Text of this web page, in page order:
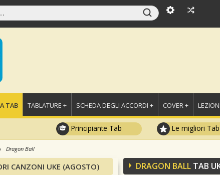
TAB TABLATURE + SCHEDA DEGLI ACCORDI + COVER +
Principiante Tab Le migliori
Dragon Ball
DRAGON BALL TAB
CANZONI UKE (AGOSTO)